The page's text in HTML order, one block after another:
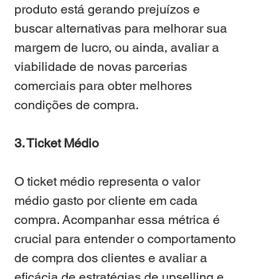
produto está gerando prejuízos e
buscar alternativas para melhorar sua
margem de lucro, ou ainda, avaliar a
viabilidade de novas parcerias
comerciais para obter melhores
condições de compra.
3. Ticket Médio
O ticket médio representa o valor
médio gasto por cliente em cada
compra. Acompanhar essa métrica é
crucial para entender o comportamento
de compra dos clientes e avaliar a